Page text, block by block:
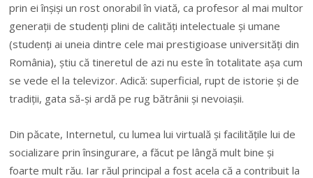
prin ei înșiși un rost onorabil în viată, ca profesor al mai multor
generații de studenți plini de calități intelectuale și umane
(studenți ai uneia dintre cele mai prestigioase universități din
România), știu că tineretul de azi nu este în totalitate așa cum
se vede el la televizor. Adică: superficial, rupt de istorie și de
tradiții, gata să-și ardă pe rug bătrânii și nevoiașii.
Din păcate, Internetul, cu lumea lui virtuală și facilitățile lui de
socializare prin însingurare, a făcut pe lângă mult bine și
foarte mult rău. Iar răul principal a fost acela că a contribuit la